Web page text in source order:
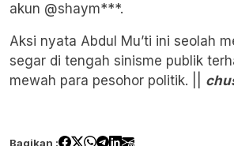
akun @shaym***.
Aksi nyata Abdul Mu’ti ini seolah
segar di tengah sinisme publik
mewah para pesohor politik. ||
Bagikan :